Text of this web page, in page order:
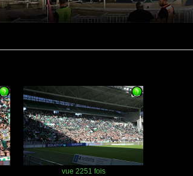
vue 2251 fois